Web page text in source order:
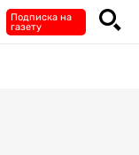
Подписка на
газету